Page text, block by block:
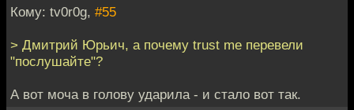
Кому: tv0r0g, #55
> Дмитрий Юрьич, а почему trust me перевели
"послушайте"?
А вот моча в голову ударила - и стало вот так.